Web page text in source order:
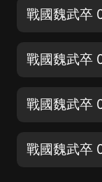
戰國魏武卒
戰國魏武卒
戰國魏武卒
戰國魏武卒